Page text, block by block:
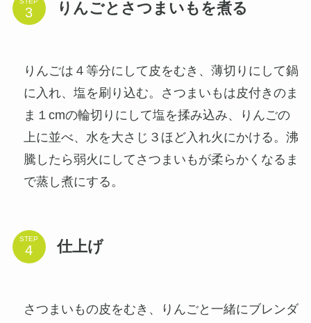
りんごとさつまいもを煮る
りんごは４等分にして皮をむき、薄切りにして鍋
に入れ、塩を刷り込む。さつまいもは皮付きのま
ま１cmの輪切りにして塩を揉み込み、りんごの
上に並べ、水を大さじ３ほど入れ火にかける。沸
騰したら弱火にしてさつまいもが柔らかくなるま
で蒸し煮にする。
STEP 仕上げ
さつまいもの皮をむき、りんごと一緒にブレンダ